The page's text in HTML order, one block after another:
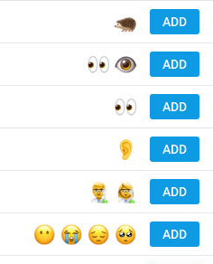
ADD
ADD
ADD
ADD
ADD
ADD